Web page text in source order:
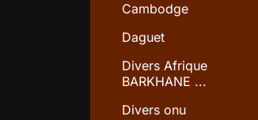
Cambodge
Daguet
Divers Afrique
BARKHANE ...
Divers onu